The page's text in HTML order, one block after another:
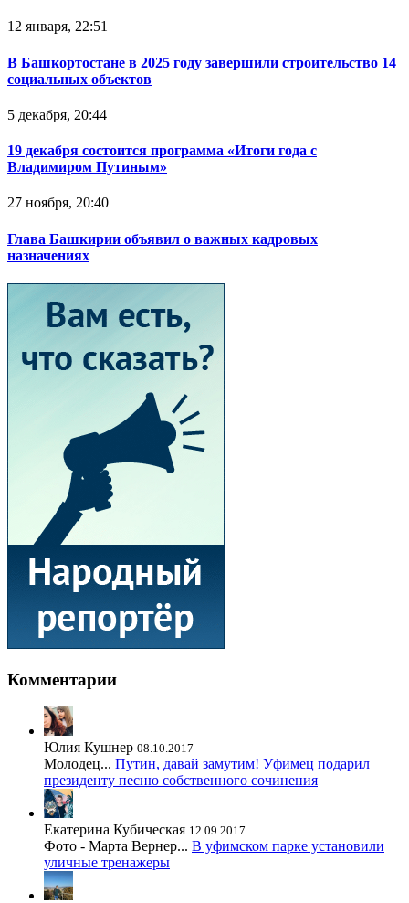
12 января, 22:51
В Башкортостане в 2025 году завершили строительство 14
социальных объектов
5 декабря, 20:44
19 декабря состоится программа «Итоги года с
Владимиром Путиным»
27 ноября, 20:40
Глава Башкирии объявил о важных кадровых
назначениях
Комментарии
Юлия Кушнер 08.10.2017
Молодец... Путин, давай замутим! Уфимец подарил
президенту песню собственного сочинения
Екатерина Кубическая 12.09.2017
Фото - Марта Вернер... В уфимском парке установили
уличные тренажеры